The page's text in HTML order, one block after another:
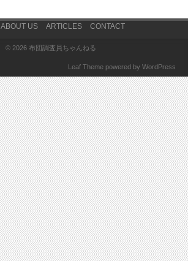
ABOUT US ARTICLES CONTACT
© 2026 布団調査員ちゃんねる
Leaf Theme powered by WordPress